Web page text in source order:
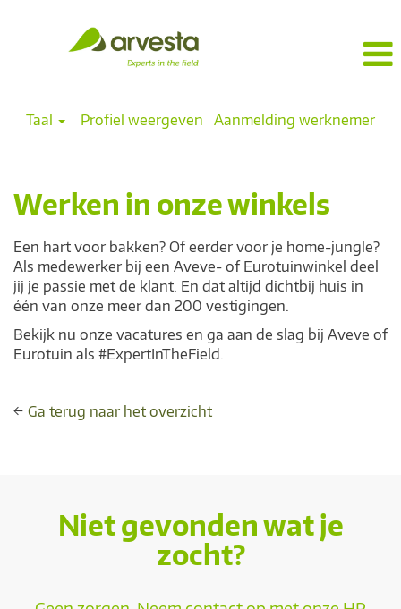
Taal Profiel weergeven Aanmelding werknemer
Werken in onze winkels
Een hart voor bakken? Of eerder voor je home-jungle?
Als medewerker bij een Aveve- of Eurotuinwinkel deel
jij je passie met de klant. En dat altijd dichtbij huis in
één van onze meer dan 200 vestigingen.
Bekijk nu onze vacatures en ga aan de slag bij Aveve of
Eurotuin als #ExpertInTheField.
← Ga terug naar het overzicht
Niet gevonden wat je
zocht?